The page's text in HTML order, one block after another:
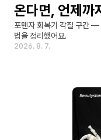
온다면, 언제까
포텐자 회복기 각질 구간 —
법을 정리했어요.
2026. 8. 7.